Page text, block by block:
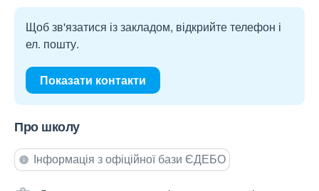
Щоб зв'язатися із закладом, відкрийте телефон і
ел. пошту.
Показати контакти
Про школу
Інформація з офіційної бази ЄДЕБО